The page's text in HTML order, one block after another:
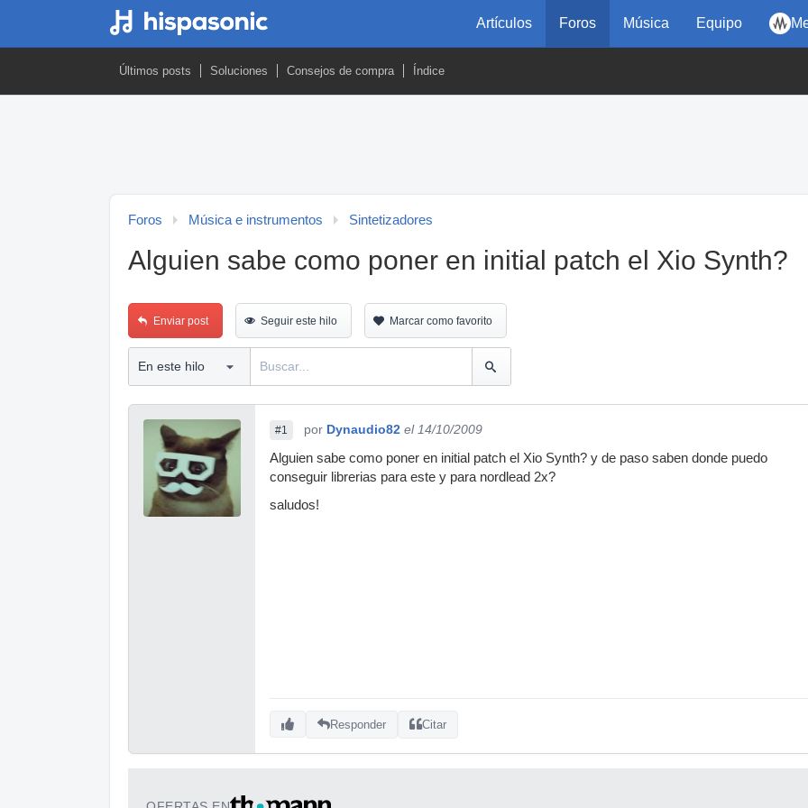
Artículos Foros Música Equipo
Últimos posts Soluciones Consejos de compra Índice
Foros Música e instrumentos Sintetizadores
Alguien sabe como poner en initial patch el Xio Synth?
Enviar post Seguir este hilo Marcar como favorito
#1 por Dynaudio82 el 14/10/2009
Alguien sabe como poner en initial patch el Xio Synth? y de paso saben donde puedo
conseguir librerias para este y para nordlead 2x?
saludos!
Responder Citar